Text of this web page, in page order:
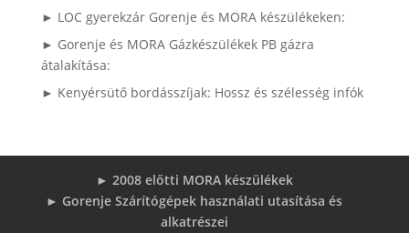
► LOC gyerekzár Gorenje és MORA készülékeken:
► Gorenje és MORA Gázkészülékek PB gázra
átalakítása:
► Kenyérsütő bordásszíjak: Hossz és szélesség infók
► 2008 előtti MORA készülékek
► Gorenje Szárítógépek használati utasítása és
alkatrészei